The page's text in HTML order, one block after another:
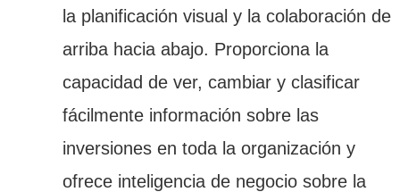
la planificación visual y la colaboración de
arriba hacia abajo. Proporciona la
capacidad de ver, cambiar y clasificar
fácilmente información sobre las
inversiones en toda la organización y
ofrece inteligencia de negocio sobre la